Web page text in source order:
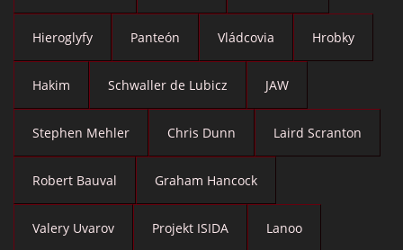
Hieroglyfy Panteón Vládcovia Hrobky
Hakim Schwaller de Lubicz JAW
Stephen Mehler Chris Dunn Laird Scranton
Robert Bauval Graham Hancock
Valery Uvarov Projekt ISIDA Lanoo